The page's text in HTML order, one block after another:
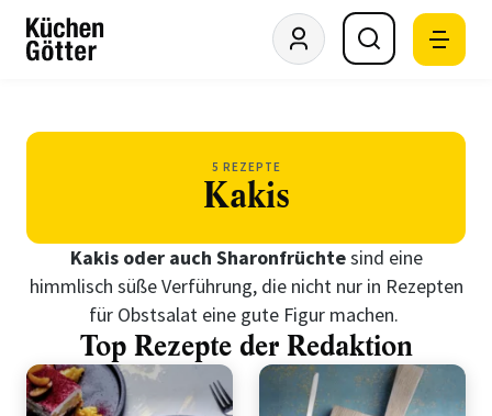
5 REZEPTE
Kakis
Kakis oder auch Sharonfrüchtesind eine
himmlisch süße Verführung, die nicht nur in Rezepten
für Obstsalat eine gute Figur machen.
Top Rezepte der Redaktion